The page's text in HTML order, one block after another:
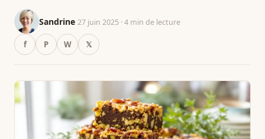
Sandrine 27 juin 2025 · 4 min de lecture
f P W 𝕏